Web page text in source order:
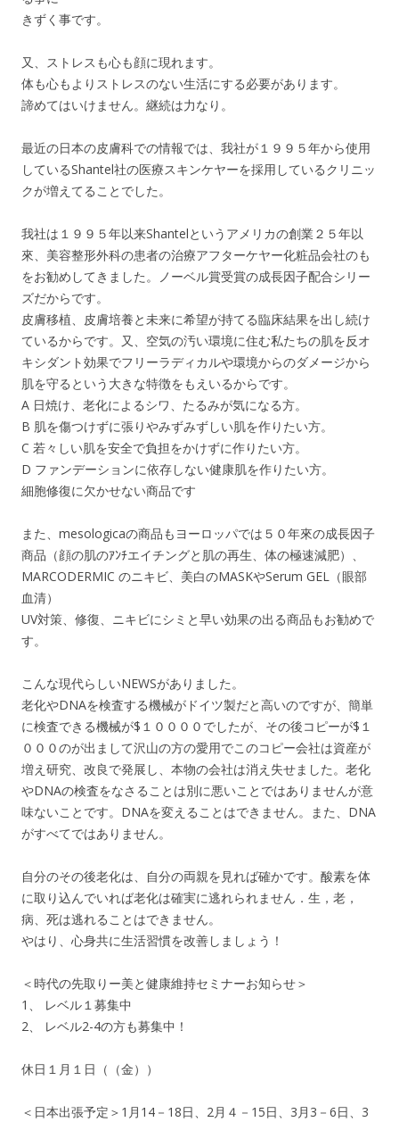
きずく事です。
又、ストレスも心も顔に現れます。
体も心もよりストレスのない生活にする必要があります。
諦めてはいけません。継続は力なり。
最近の日本の皮膚科での情報では、我社が１９９５年から使用
しているShantel社の医療スキンケヤーを採用しているクリニッ
クが増えてることでした。
我社は１９９５年以来Shantelというアメリカの創業２５年以
來、美容整形外科の患者の治療アフターケヤー化粧品会社のも
をお勧めしてきました。ノーベル賞受賞の成長因子配合シリー
ズだからです。
皮膚移植、皮膚培養と未来に希望が持てる臨床結果を出し続け
ているからです。又、空気の汚い環境に住む私たちの肌を反オ
キシダント効果でフリーラディカルや環境からのダメージから
肌を守るという大きな特徴をもえいるからです。
A 日焼け、老化によるシワ、たるみが気になる方。
B 肌を傷つけずに張りやみずみずしい肌を作りたい方。
C 若々しい肌を安全で負担をかけずに作りたい方。
D ファンデーションに依存しない健康肌を作りたい方。
細胞修復に欠かせない商品です
また、mesologicaの商品もヨーロッパでは５０年來の成長因子
商品（顔の肌のｱﾝﾁエイチングと肌の再生、体の極速減肥）、
MARCODERMIC のニキビ、美白のMASKやSerum GEL（眼部
血清）
UV対策、修復、ニキビにシミと早い効果の出る商品もお勧めで
す。
こんな現代らしいNEWSがありました。
老化やDNAを検査する機械がドイツ製だと高いのですが、簡単
に検査できる機械が$１００００でしたが、その後コピーが$１
０００のが出まして沢山の方の愛用でこのコピー会社は資産が
増え研究、改良で発展し、本物の会社は消え失せました。老化
やDNAの検査をなさることは別に悪いことではありませんが意
味ないことです。DNAを変えることはできません。また、DNA
がすべてではありません。
自分のその後老化は、自分の両親を見れば確かです。酸素を体
に取り込んでいれば老化は確実に逃れられません．生，老，
病、死は逃れることはできません。
やはり、心身共に生活習慣を改善しましょう！
＜時代の先取りー美と健康維持セミナーお知らせ＞
1、 レベル１募集中
2、 レベル2-4の方も募集中！
休日１月１日（（金））
＜日本出張予定＞1月14－18日、2月４－15日、3月3－6日、3